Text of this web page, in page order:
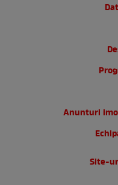
Anunturi
Site-